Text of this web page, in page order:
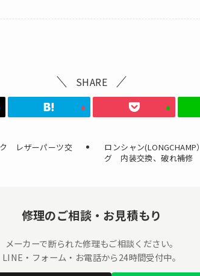
SHARE
ク レザーパーツ交
ロンシャン
グ 内装交換、破れ補修
修理のご相談・お見積もり
メーカーで断られた修理もご相談ください。
LINE・フォーム・お電話から24時間受付中。